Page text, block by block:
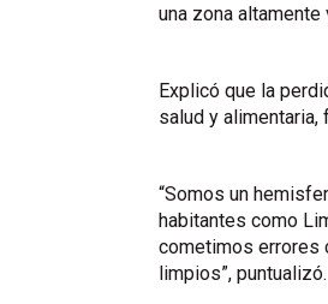
una zona
Explicó que la
salud y
“Somos un
habitantes como
cometimos errores
limpios”, puntualizó.